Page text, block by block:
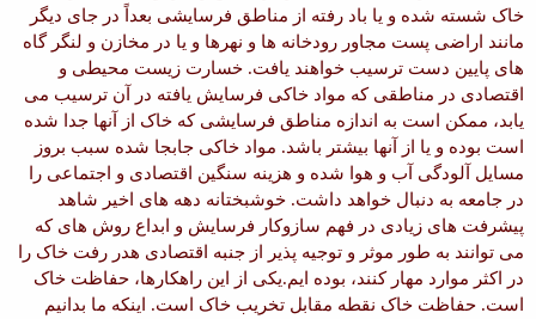
خاک شسته شده و یا باد رفته از مناطق فرسایشی بعداً در جای دیگر
مانند اراضی پست مجاور رودخانه ها و نهرها و یا در مخازن و لنگر گاه
های پایین دست ترسیب خواهند یافت. خسارت زیست محیطی و
اقتصادی در مناطقی که مواد خاکی فرسایش یافته در آن ترسیب می
یابد، ممکن است به اندازه مناطق فرسایشی که خاک از آنها جدا شده
است بوده و یا از آنها بیشتر باشد. مواد خاکی جابجا شده سبب بروز
مسایل آلودگی آب و هوا شده و هزینه سنگین اقتصادی و اجتماعی را
در جامعه به دنبال خواهد داشت. خوشبختانه دهه های اخیر شاهد
پیشرفت های زیادی در فهم سازوکار فرسایش و ابداع روش های که
می توانند به طور موثر و توجیه پذیر از جنبه اقتصادی هدر رفت خاک را
در اکثر موارد مهار کنند، بوده ایم.یکی از این راهکارها، حفاظت خاک
است. حفاظت خاک نقطه مقابل تخریب خاک است. اینکه ما بدانیم